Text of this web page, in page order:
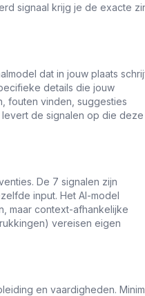
signaal krijg je de exacte
dat in jouw plaats
details die jouw
fouten vinden, suggesties
de signalen op die deze
De 7 signalen zijn
input. Het AI-model
maar context-afhankelijke
vereisen eigen
en vaardigheden.